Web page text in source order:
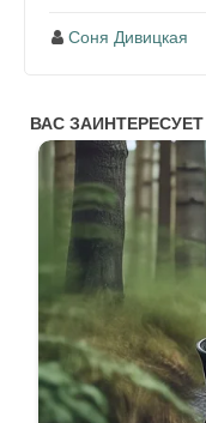
Соня Дивицкая